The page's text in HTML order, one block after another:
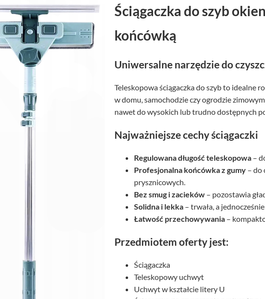
Ściągaczka do szyb
końcówką
Uniwersalne narzędzie do
Teleskopowa ściągaczka do szyb to idealne
w domu, samochodzie czy ogrodzie
nawet do wysokich lub trudno dostępnych
Najważniejsze cechy ściągaczki
Regulowana długość teleskopowa –
Profesjonalna końcówka z gumy – do
prysznicowych.
Bez smug i zacieków – pozostawia
Solidna i lekka – trwała, a
Łatwość przechowywania –
Przedmiotem oferty jest:
Ściągaczka
Teleskopowy uchwyt
Uchwyt w kształcie litery U